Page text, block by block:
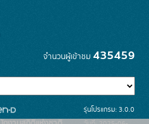
จำนวนผู้เข้าชม 435459
รุ่นโปรแกรม: 3.0.0